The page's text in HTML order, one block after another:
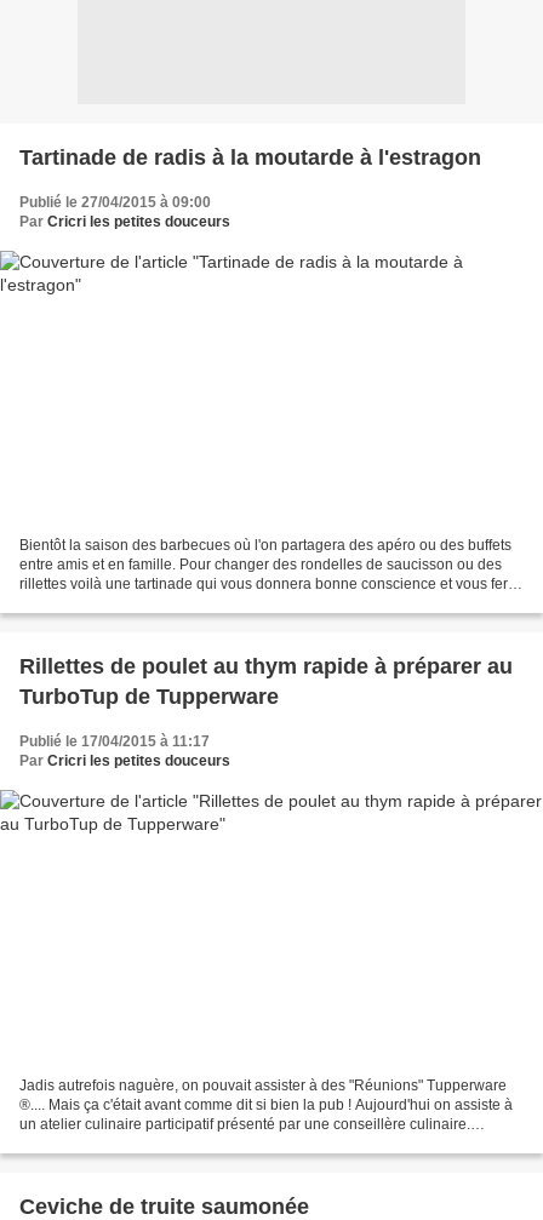
Tartinade de radis à la moutarde à l'estragon
Publié le 27/04/2015 à 09:00
Par Cricri les petites douceurs
Bientôt la saison des barbecues où l'on partagera des apéro ou des buffets
entre amis et en famille. Pour changer des rondelles de saucisson ou des
rillettes voilà une tartinade qui vous donnera bonne conscience et vous fera
Rillettes de poulet au thym rapide à préparer au
TurboTup de Tupperware
Publié le 17/04/2015 à 11:17
Par Cricri les petites douceurs
Jadis autrefois naguère, on pouvait assister à des "Réunions" Tupperware
®.... Mais ça c'était avant comme dit si bien la pub ! Aujourd'hui on assiste à
un atelier culinaire participatif présenté par une conseillère culinaire.
Ceviche de truite saumonée